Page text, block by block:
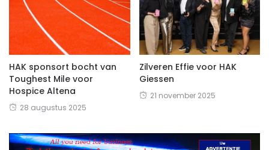
HAK sponsort bocht van
Toughest Mile voor
Hospice Altena
28 augustus 2025
Zilveren Effie voor HAK
Giessen
21 november 2025